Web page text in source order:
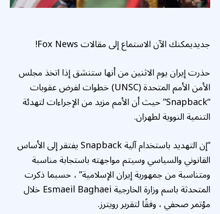
جديديمكنك الآن الاستماع إلى مقالات Fox News!
حذرت إيران يوم الاثنين من أنها ستنشق إذا اتخذ مجلس
الأمن الأمم المتحدة (UNSC) خطوات لفرض عقوبات
“Snapback” حيث أن الأمم مزيد من الإجراءات لتهدئة
التنمية النووية لطهران.
“إن التهديد باستخدام آلية Snapback يفتقر إلى الأساس
القانوني والسياسي وسيتم مواجهته باستجابة مناسبة
ومتناسبة من جمهورية إيران الإسلامية” ، حسبما ذكرت
المتحدثة باسم وزارة الخارجية Esmaeil Baghaei خلال
مؤتمر صحفي ، وفقًا لتقرير رويترز.